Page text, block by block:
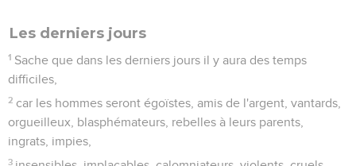
Les derniers jours
1 Sache que dans les derniers jours il y aura des temps
difficiles,
2 car les hommes seront égoïstes, amis de l'argent, vantards,
orgueilleux, blasphémateurs, rebelles à leurs parents,
ingrats, impies,
3